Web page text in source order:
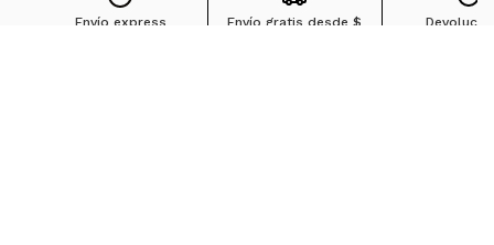
Envío express
Envío gratis desde$